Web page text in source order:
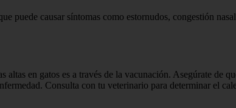
puede causar síntomas como estornudos, congestión
en gatos es a través de la vacunación. Asegúrate de
Consulta con tu veterinario para determinar el